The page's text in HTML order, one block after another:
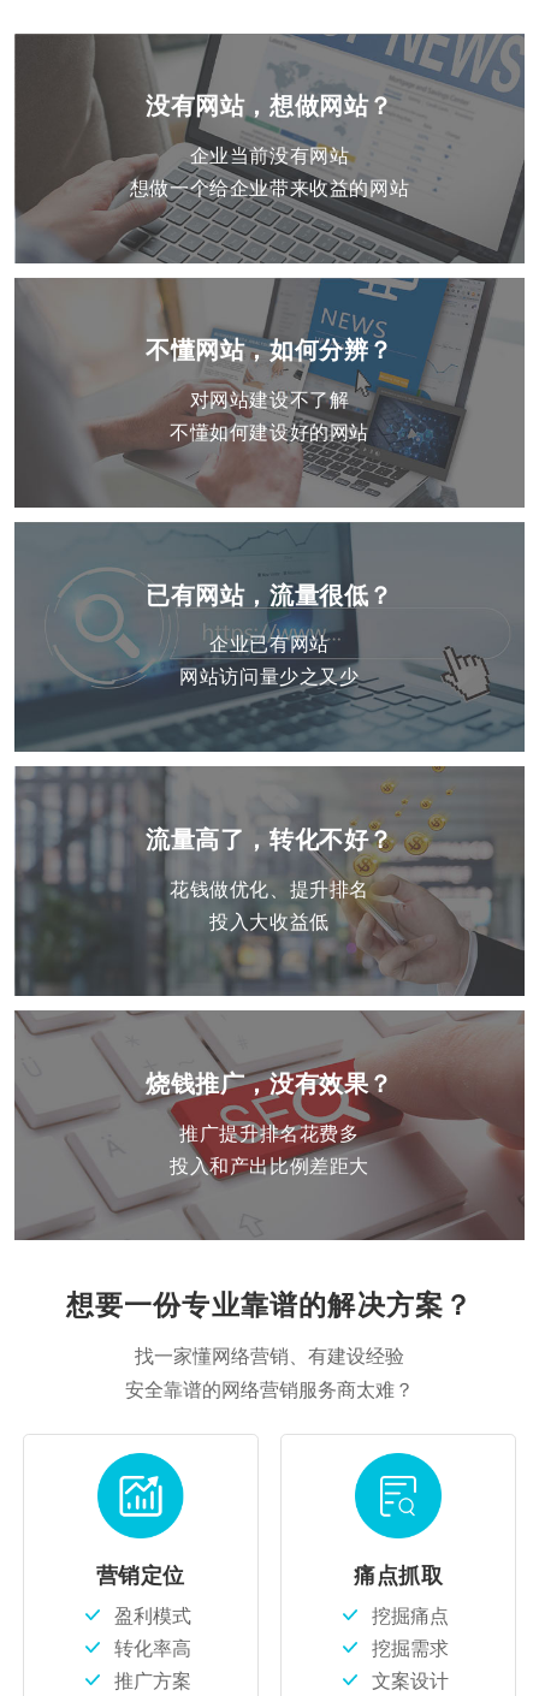
没有网站，想做网站？
企业当前没有网站
想做一个给企业带来收益的网站
不懂网站，如何分辨？
对网站建设不了解
不懂如何建设好的网站
已有网站，流量很低？
企业已有网站
网站访问量少之又少
流量高了，转化不好？
花钱做优化、提升排名
投入大收益低
烧钱推广，没有效果？
推广提升排名花费多
投入和产出比例差距大
想要一份专业靠谱的解决方案？
找一家懂网络营销、有建设经验
安全靠谱的网络营销服务商太难？
营销定位
盈利模式
转化率高
推广方案
痛点抓取
挖掘痛点
挖掘需求
文案设计